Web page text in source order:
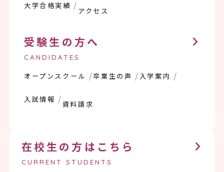
大学合格実績
アクセス
受験生の方へ
CANDIDATES
オープンスクール 卒業生の声 入学案内
入試情報
資料請求
在校生の方はこちら
CURRENT STUDENTS